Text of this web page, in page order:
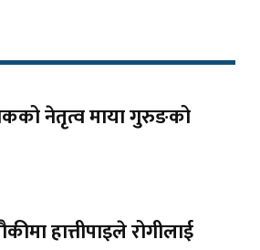
नेतृत्व माया गुरुङको
हात्तीपाइले रोगीलाई